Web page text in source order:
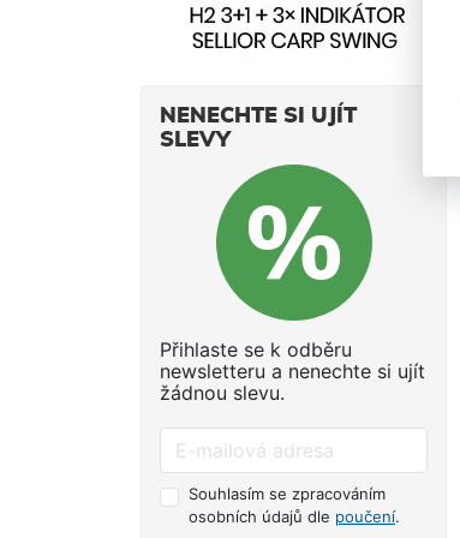
NENECHTE SI UJÍT
SLEVY
Přihlaste se k odběru
newsletteru a nenechte si ujít
žádnou slevu.
Souhlasím se zpracováním
osobních údajů dle poučení.